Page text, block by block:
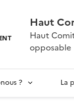
Haut
Haut
opposable
? La